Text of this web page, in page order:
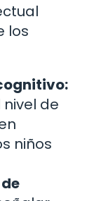
los
de
niños